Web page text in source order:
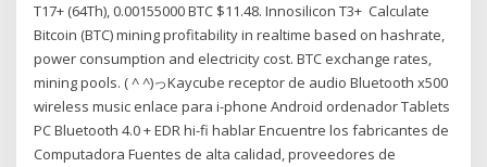
T17+ (64Th), 0.00155000 BTC $11.48. Innosilicon T3+ Calculate
Bitcoin (BTC) mining profitability in realtime based on hashrate,
power consumption and electricity cost. BTC exchange rates,
mining pools. ( ^ ^)っKaycube receptor de audio Bluetooth x500
wireless music enlace para i-phone Android ordenador Tablets
PC Bluetooth 4.0 + EDR hi-fi hablar Encuentre los fabricantes de
Computadora Fuentes de alta calidad, proveedores de